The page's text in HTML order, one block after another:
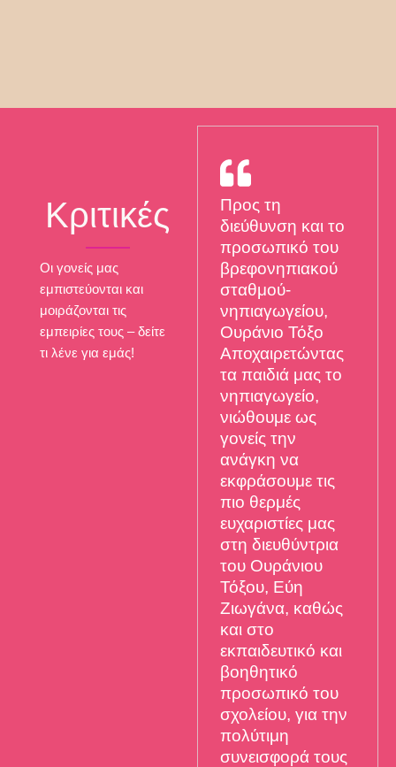
Κριτικές
Οι γονείς μας
εμπιστεύονται και
μοιράζονται τις
εμπειρίες τους – δείτε
τι λένε για εμάς!
Προς τη
διεύθυνση και το
προσωπικό του
βρεφονηπιακού
σταθμού-
νηπιαγωγείου,
Ουράνιο Τόξο
Αποχαιρετώντας
τα παιδιά μας το
νηπιαγωγείο,
νιώθουμε ως
γονείς την
ανάγκη να
εκφράσουμε τις
πιο θερμές
ευχαριστίες μας
στη διευθύντρια
του Ουράνιου
Τόξου, Εύη
Ζιωγάνα, καθώς
και στο
εκπαιδευτικό και
βοηθητικό
προσωπικό του
σχολείου, για την
πολύτιμη
συνεισφορά τους